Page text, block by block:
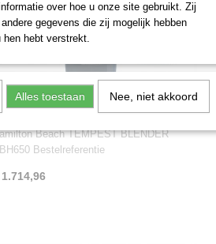
HBH650
Beach TEMPEST BLENDER
Bestelreferentie
over hoe u onze site gebruikt. Zij
gegevens die zij mogelijk hebben
hen hebt verstrekt.
Alles toestaan Nee, niet akkoord